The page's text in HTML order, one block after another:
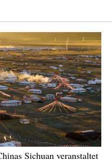
Sichuan veranstaltet